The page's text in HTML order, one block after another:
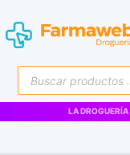
al
contenido
Búsqueda
de
productos
LA